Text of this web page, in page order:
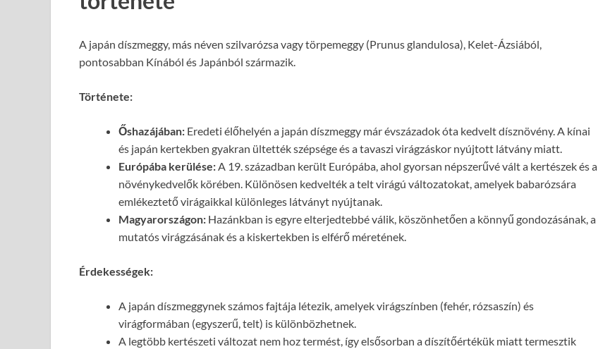
A japán díszmeggy, más néven szilvarózsa vagy törpemeggy (Prunus glandulosa), Kelet-Ázsiából,
pontosabban Kínából és Japánból származik.
Története:
Őshazájában: Eredeti élőhelyén a japán díszmeggy már évszázadok óta kedvelt dísznövény. A kínai
és japán kertekben gyakran ültették szépsége és a tavaszi virágzáskor nyújtott látvány miatt.
Európába kerülése:A 19. században került Európába, ahol gyorsan népszerűvé vált a kertészek és a
növénykedvelők körében. Különösen kedvelték a telt virágú változatokat, amelyek babarózsára
emlékeztető virágaikkal különleges látványt nyújtanak.
Magyarországon: Hazánkban is egyre elterjedtebbé válik, köszönhetően a könnyű gondozásának, a
mutatós virágzásának és a kiskertekben is elférő méretének.
Érdekességek:
A japán díszmeggynek számos fajtája létezik, amelyek virágszínben (fehér, rózsaszín) és
virágformában (egyszerű, telt) is különbözhetnek.
A legtöbb kertészeti változat nem hoz termést, így elsősorban a díszítőértékük miatt termesztik